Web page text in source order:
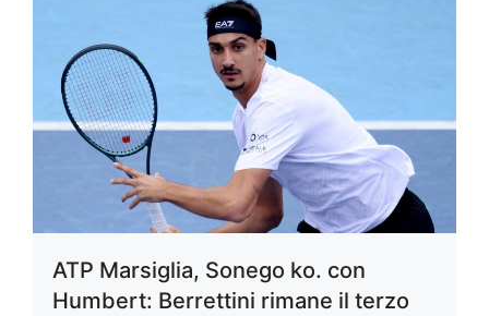
ATP Marsiglia, Sonego ko. con
Humbert: Berrettini rimane il terzo